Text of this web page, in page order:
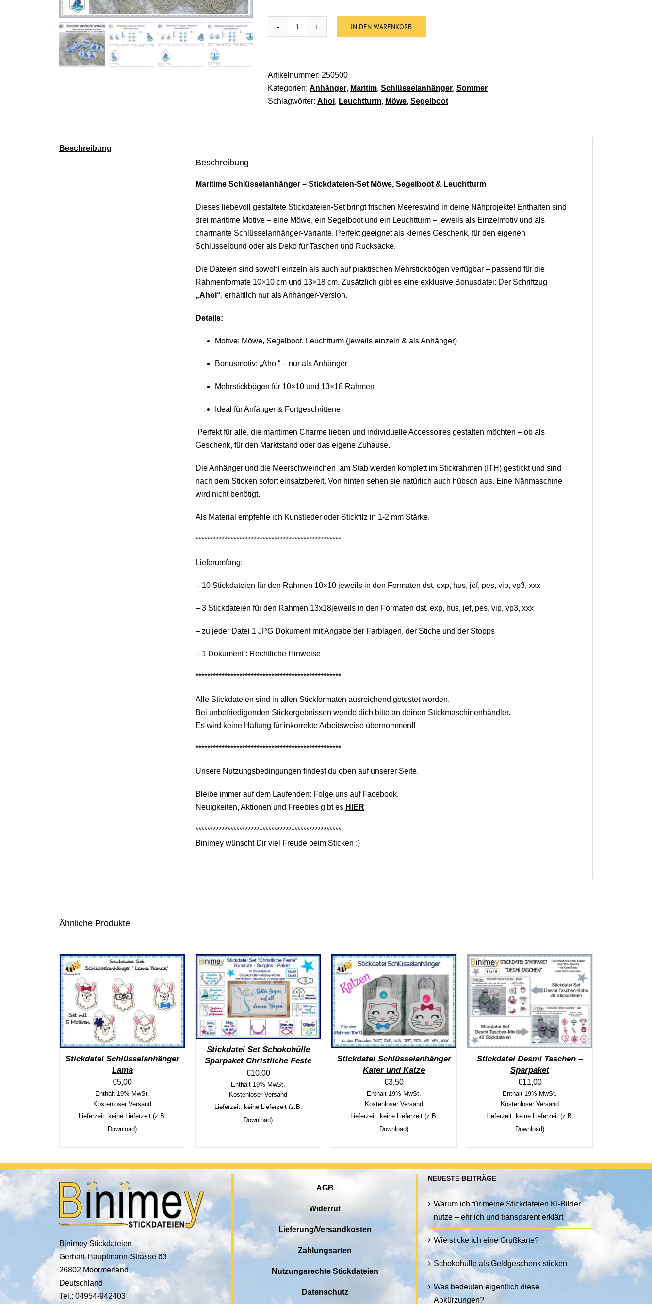
IN DEN WARENKORB
Artikelnummer: 250500
Kategorien: Anhänger, Maritim, Schlüsselanhänger, Sommer
Schlagwörter: Ahoi, Leuchtturm, Möwe, Segelboot
Beschreibung
Beschreibung
Maritime Schlüsselanhänger – Stickdateien-Set Möwe, Segelboot & Leuchtturm
Dieses liebevoll gestaltete Stickdateien-Set bringt frischen Meereswind in deine Nähprojekte! Enthalten sind
drei maritime Motive – eine Möwe, ein Segelboot und ein Leuchtturm – jeweils als Einzelmotiv und als
charmante Schlüsselanhänger-Variante. Perfekt geeignet als kleines Geschenk, für den eigenen
Schlüsselbund oder als Deko für Taschen und Rucksäcke.
Die Dateien sind sowohl einzeln als auch auf praktischen Mehrstickbögen verfügbar – passend für die
Rahmenformate 10×10 cm und 13×18 cm. Zusätzlich gibt es eine exklusive Bonusdatei: Der Schriftzug
„Ahoi“, erhältlich nur als Anhänger-Version.
Details:
Motive: Möwe, Segelboot, Leuchtturm (jeweils einzeln & als Anhänger)
Bonusmotiv: „Ahoi“ – nur als Anhänger
Mehrstickbögen für 10×10 und 13×18 Rahmen
Ideal für Anfänger & Fortgeschrittene
Perfekt für alle, die maritimen Charme lieben und individuelle Accessoires gestalten möchten – ob als
Geschenk, für den Marktstand oder das eigene Zuhause.
Die Anhänger und die Meerschweinchen am Stab werden komplett im Stickrahmen (ITH) gestickt und sind
nach dem Sticken sofort einsatzbereit. Von hinten sehen sie natürlich auch hübsch aus. Eine Nähmaschine
wird nicht benötigt.
Als Material empfehle ich Kunstleder oder Stickfilz in 1-2 mm Stärke.
**************************************************
Lieferumfang:
– 10 Stickdateien für den Rahmen 10×10 jeweils in den Formaten dst, exp, hus, jef, pes, vip, vp3, xxx
– 3 Stickdateien für den Rahmen 13x18jeweils in den Formaten dst, exp, hus, jef, pes, vip, vp3, xxx
– zu jeder Datei 1 JPG Dokument mit Angabe der Farblagen, der Stiche und der Stopps
– 1 Dokument : Rechtliche Hinweise
**************************************************
Alle Stickdateien sind in allen Stickformaten ausreichend getestet worden.
Bei unbefriedigenden Stickergebnissen wende dich bitte an deinen Stickmaschinenhändler.
Es wird keine Haftung für inkorrekte Arbeitsweise übernommen!!
**************************************************
Unsere Nutzungsbedingungen findest du oben auf unserer Seite.
Bleibe immer auf dem Laufenden: Folge uns auf Facebook.
Neuigkeiten, Aktionen und Freebies gibt es HIER
**************************************************
Binimey wünscht Dir viel Freude beim Sticken :)
Ähnliche Produkte
Stickdatei Schlüsselanhänger
Lama
€5,00
Enthält 19% MwSt.
Kostenloser Versand
Lieferzeit: keine Lieferzeit (z.B.
Download)
Stickdatei Set Schokohülle
Sparpaket Christliche Feste
€10,00
Enthält 19% MwSt.
Kostenloser Versand
Lieferzeit: keine Lieferzeit (z.B.
Download)
Stickdatei Schlüsselanhänger
Kater und Katze
€3,50
Enthält 19% MwSt.
Kostenloser Versand
Lieferzeit: keine Lieferzeit (z.B.
Download)
Stickdatei Desmi Taschen –
Sparpaket
€11,00
Enthält 19% MwSt.
Kostenloser Versand
Lieferzeit: keine Lieferzeit (z.B.
Download)
Binimey Stickdateien
Gerhart-Hauptmann-Strasse 63
26802 Moormerland
Deutschland
Tel.: 04954-942403
AGB
Widerruf
Lieferung/Versandkosten
Zahlungsarten
Nutzungsrechte Stickdateien
Datenschutz
NEUESTE BEITRÄGE
Warum ich für meine Stickdateien KI-Bilder
nutze – ehrlich und transparent erklärt
Wie sticke ich eine Grußkarte?
Schokohülle als Geldgeschenk sticken
Was bedeuten eigentlich diese
Abkürzungen?